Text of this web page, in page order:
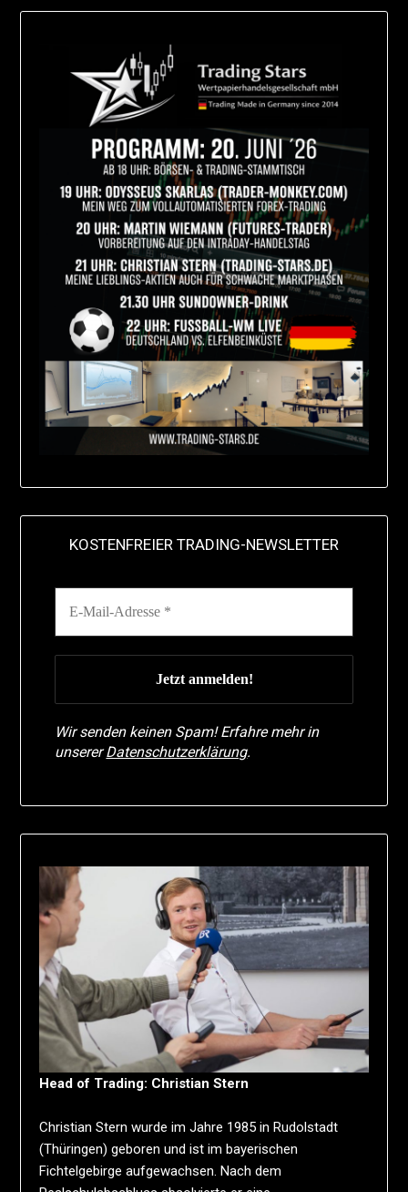
KOSTENFREIER TRADING-NEWSLETTER
Wir senden keinen Spam! Erfahre mehr in
unsererDatenschutzerklärung.
Head of Trading: Christian Stern
Christian Stern wurde im Jahre 1985 in Rudolstadt
(Thüringen) geboren und ist im bayerischen
Fichtelgebirge aufgewachsen. Nach dem